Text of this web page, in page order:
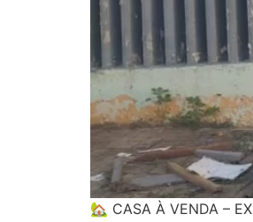
🏡 CASA À VENDA –